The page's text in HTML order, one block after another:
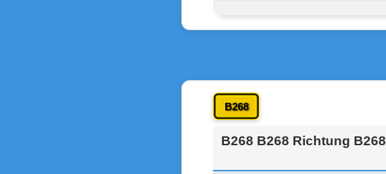
B268
B268 B268 Richtung B268